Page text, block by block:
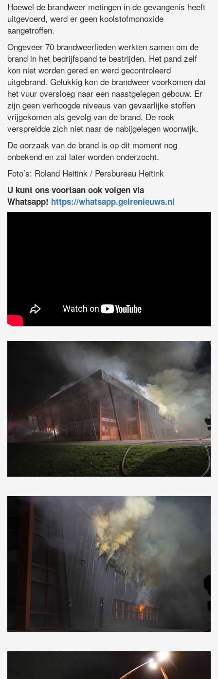
Hoewel de brandweer metingen in de gevangenis heeft
uitgevoerd, werd er geen koolstofmonoxide
aangetroffen.
Ongeveer 70 brandweerlieden werkten samen om de
brand in het bedrijfspand te bestrijden. Het pand zelf
kon niet worden gered en werd gecontroleerd
uitgebrand. Gelukkig kon de brandweer voorkomen dat
het vuur oversloeg naar een naastgelegen gebouw. Er
zijn geen verhoogde niveaus van gevaarlijke stoffen
vrijgekomen als gevolg van de brand. De rook
verspreidde zich niet naar de nabijgelegen woonwijk.
De oorzaak van de brand is op dit moment nog
onbekend en zal later worden onderzocht.
Foto’s: Roland Heitink / Persbureau Heitink
U kunt ons voortaan ook volgen via
Whatsapp! https://whatsapp.gelrenieuws.nl